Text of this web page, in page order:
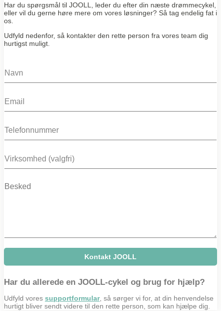
Har du spørgsmål til JOOLL, leder du efter din næste drømmecykel,
eller vil du gerne høre mere om vores løsninger? Så tag endelig fat i
os.
Udfyld nedenfor, så kontakter den rette person fra vores team dig
hurtigst muligt.
N
a
e
E
m
iP
h
n
C
o
p
M
Kontakt JOOLL
Har du allerede en JOOLL-cykel og brug for hjælp?
Udfyld vores supportformular, så sørger vi for, at din henvendelse
hurtigt bliver sendt videre til den rette person, som kan hjælpe dig.